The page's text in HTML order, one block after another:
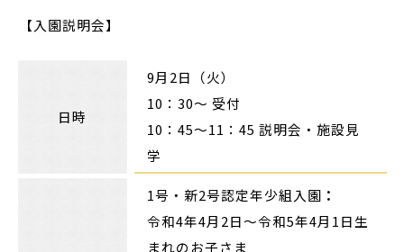
【入園説明会】
日時
9月2日（火）
10：30～ 受付
10：45～11：45 説明会・施設見
学
1号・新2号認定年少組入園 ：
令和4年4月2日～令和5年4月1日生
まれのお子さま